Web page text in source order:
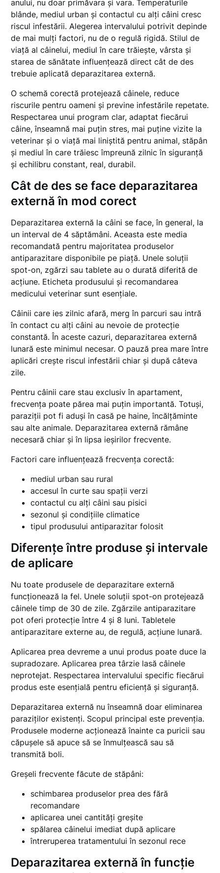
anului, nu doar primăvara și vara. Temperaturile
blânde, mediul urban și contactul cu alți câini cresc
riscul infestării. Alegerea intervalului potrivit depinde
de mai mulți factori, nu de o regulă rigidă. Stilul de
viață al câinelui, mediul în care trăiește, vârsta și
starea de sănătate influențează direct cât de des
trebuie aplicată deparazitarea externă.
O schemă corectă protejează câinele, reduce
riscurile pentru oameni și previne infestările repetate.
Respectarea unui program clar, adaptat fiecărui
câine, înseamnă mai puțin stres, mai puține vizite la
veterinar și o viață mai liniștită pentru animal, stăpân
și mediul în care trăiesc împreună zilnic în siguranță
și echilibru constant, real, durabil.
Cât de des se face deparazitarea
externă în mod corect
Deparazitarea externă la câini se face, în general, la
un interval de 4 săptămâni. Aceasta este media
recomandată pentru majoritatea produselor
antiparazitare disponibile pe piață. Unele soluții
spot-on, zgărzi sau tablete au o durată diferită de
acțiune. Eticheta produsului și recomandarea
medicului veterinar sunt esențiale.
Câinii care ies zilnic afară, merg în parcuri sau intră
în contact cu alți câini au nevoie de protecție
constantă. În aceste cazuri, deparazitarea externă
lunară este minimul necesar. O pauză prea mare între
aplicări crește riscul infestării chiar și după câteva
zile.
Pentru câinii care stau exclusiv în apartament,
frecvența poate părea mai puțin importantă. Totuși,
paraziții pot fi aduși în casă pe haine, încălțăminte
sau alte animale. Deparazitarea externă rămâne
necesară chiar și în lipsa ieșirilor frecvente.
Factori care influențează frecvența corectă:
mediul urban sau rural
accesul în curte sau spații verzi
contactul cu alți câini sau pisici
sezonul și condițiile climatice
tipul produsului antiparazitar folosit
Diferențe între produse și intervale
de aplicare
Nu toate produsele de deparazitare externă
funcționează la fel. Unele soluții spot-on protejează
câinele timp de 30 de zile. Zgărzile antiparazitare
pot oferi protecție între 4 și 8 luni. Tabletele
antiparazitare externe au, de regulă, acțiune lunară.
Aplicarea prea devreme a unui produs poate duce la
supradozare. Aplicarea prea târzie lasă câinele
neprotejat. Respectarea intervalului specific fiecărui
produs este esențială pentru eficiență și siguranță.
Deparazitarea externă nu înseamnă doar eliminarea
paraziților existenți. Scopul principal este prevenția.
Produsele moderne acționează înainte ca puricii sau
căpușele să apuce să se înmulțească sau să
transmită boli.
Greșeli frecvente făcute de stăpâni:
schimbarea produselor prea des fără
recomandare
aplicarea unei cantități greșite
spălarea câinelui imediat după aplicare
întreruperea tratamentului în sezonul rece
Deparazitarea externă în funcție